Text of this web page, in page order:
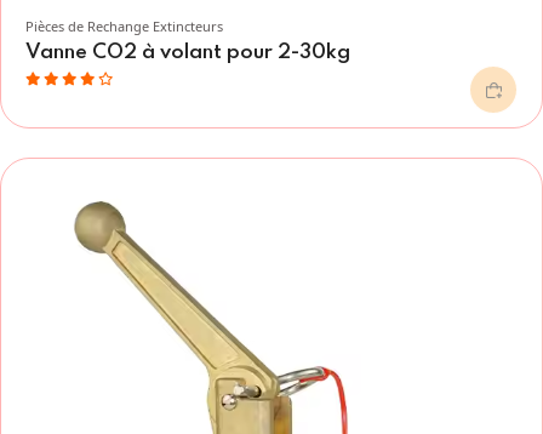
Pièces de Rechange Extincteurs
Vanne CO2 à volant pour 2-30kg